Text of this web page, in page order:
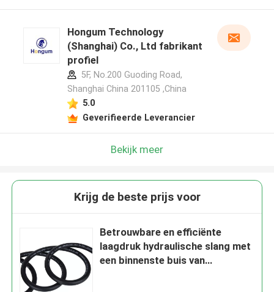
Hongum Technology
(Shanghai) Co., Ltd fabrikant
profiel
5F, No.200 Guoding Road,
Shanghai China 201105 ,China
5.0
Geverifieerde Leverancier
Bekijk meer
Krijg de beste prijs voor
Betrouwbare en efficiënte
laagdruk hydraulische slang met
een binnenste buis van